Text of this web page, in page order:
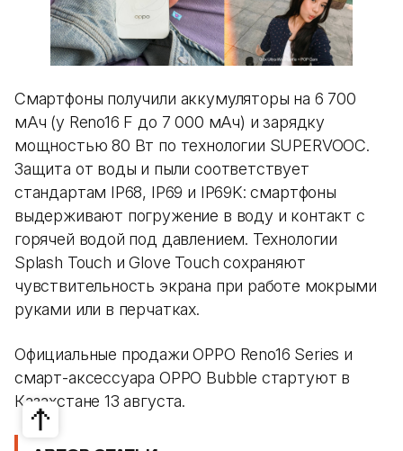
Смартфоны получили аккумуляторы на 6 700
мАч (у Reno16 F до 7 000 мАч) и зарядку
мощностью 80 Вт по технологии SUPERVOOC.
Защита от воды и пыли соответствует
стандартам IP68, IP69 и IP69K: смартфоны
выдерживают погружение в воду и контакт с
горячей водой под давлением. Технологии
Splash Touch и Glove Touch сохраняют
чувствительность экрана при работе мокрыми
руками или в перчатках.
Официальные продажи OPPO Reno16 Series и
смарт-аксессуара OPPO Bubble стартуют в
Казахстане 13 августа.